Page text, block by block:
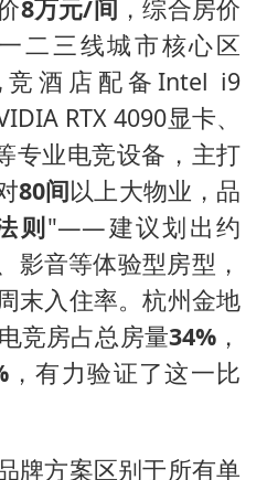
8万元/间 ，综合房价
二三线城市核心区
酒店配备Intel i9
RTX 4090显卡、
专业电竞设备，主打
80间以上大物业，品
则"——建议划出约
影音等体验型房型，
末入住率。杭州金地
电竞房占总房量34%，
，有力验证了这一比
牌方案区别于所有单